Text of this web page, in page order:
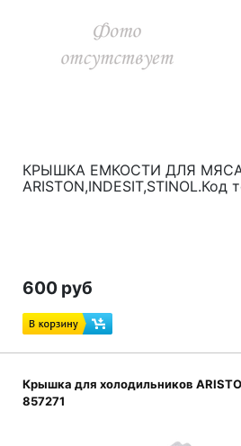
КРЫШКА ЕМКОСТИ ДЛЯ МЯСА
ARISTON,INDESIT,STINOL.Код
600 руб
Крышка для холодильников
857271